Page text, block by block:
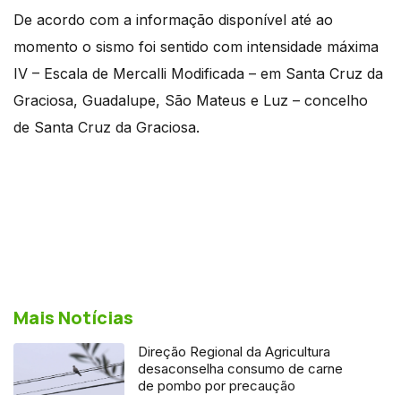
De acordo com a informação disponível até ao
momento o sismo foi sentido com intensidade máxima
IV – Escala de Mercalli Modificada – em Santa Cruz da
Graciosa, Guadalupe, São Mateus e Luz – concelho
de Santa Cruz da Graciosa.
Mais Notícias
Direção Regional da Agricultura
desaconselha consumo de carne
de pombo por precaução